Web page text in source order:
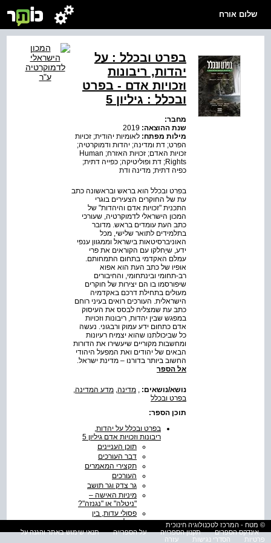
שלום אורח
בפרט ובכלל : על
יהדות, ריבונות
וזכויות אדם - בפרט
ובכלל : גיליון 5
מחבר:
שנת ההוצאה:
מילות מפתח: לאומיות יהודית; זכויות
הפרט; דת ומדינה; יהדות ודמוקרטיה;
זכויות האדם; זכויות האזרח; Human
Rights; דת ופוליטיקה; כפייה דתית;
כפיה דתית; מדינה ודת
בפרט ובכלל הוא בראש ובראשונה כתב
עת של החוקרים הצעירים בוגרי
התכנית "זכויות אדם והיהדות" של
המכון הישראלי לדמוקרטיה, שעורכי
כתב העת עומדים בראש. מדובר
בתלמידים לתואר שלישי, מכל
האוניברסיטאות בישראל וממגוון ענפי
ידע, שיַחלקו עם הקוראים את פרי
עמלם האקדמי בתחום התמחותם.
אופיו של כתב העת הוא אפוא
רב-תחומי ובינתחומי, והחיבורים
שיפורסמו בו הם יצירות של חוקרים
מעולים בתחילת דרכם באקדמיה
הישראלית. העורכים רואים בעיני רוחם
כתב עת שמצליח לבסס את העיסוק
במפגש שבין יהדות, ריבונות וזכויות
אדם כתחום ידע עמוק ורבגוני. נעשה
כל שביכולתנו שהוא יצמיח רעיונות
ומחשבות מקוריים שיעשירו את הדורות
הבאים של יהודים ואת המפעל היהודי
החשוב ביותר בדורנו – מדינת ישראל.
אל הספר
נושא/נושאים: מדינה מדע המדינה
בפרט ובכלל
תוכן הספר:
בפרט ובכלל על יהדות,
ריבונות וזכויות אדם גיליון 5
תוכן העניינים
דבר העורכים
תקצירי המאמרים
העורכים
גר צדק וגר תושב
מיניות האישה –
"ניטלה" או "נגנזה"?
פסולי עדות, בין
ההלכה התנאית
למשפט הרומי
© מטח - המרכז לטכנולוגיה חינוכית
אינדקס הספרים
תקנון הספרייה על הספרייה
תנאי שימוש באתר והגנה על
פרטיות
הסדרי נגישות עזרה